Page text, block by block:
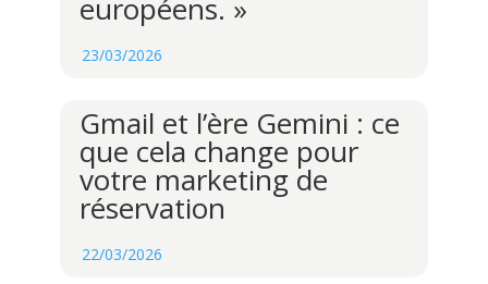
européens. »
23/03/2026
Gmail et l’ère Gemini : ce
que cela change pour
votre marketing de
réservation
22/03/2026